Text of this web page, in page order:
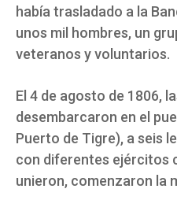
había trasladado a la
unos mil hombres, un
veteranos y voluntarios.
El 4 de agosto de 1806,
desembarcaron en el
Puerto de Tigre), a seis
con diferentes ejércitos
unieron, comenzaron la